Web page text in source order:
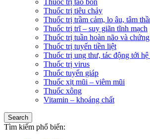
Thuốc trị táo bón
Thuốc trị tiêu chảy
Thuốc trị trầm cảm, lo âu, tâm
Thuốc trị trĩ – suy giãn tĩnh mạch
Thuốc trị tuần hoàn não và
Thuốc trị tuyến tiền liệt
Thuốc trị ung thư, tác động tới
Thuốc trị virus
Thuốc tuyến giáp
Thuốc xịt mũi – viêm mũi
Thuốc xông
Vitamin – khoáng chất
Search
Tìm kiếm phổ biến: